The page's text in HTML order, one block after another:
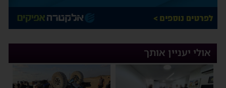
אולי יעניין אותך